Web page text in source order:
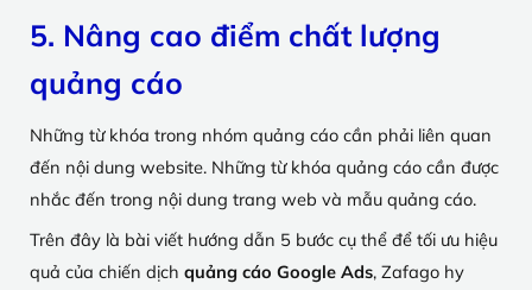
5. Nâng cao điểm chất lượng
quảng cáo
Những từ khóa trong nhóm quảng cáo cần phải liên quan
đến nội dung website. Những từ khóa quảng cáo cần được
nhắc đến trong nội dung trang web và mẫu quảng cáo.
Trên đây là bài viết hướng dẫn 5 bước cụ thể để tối ưu hiệu
quả của chiến dịch quảng cáo Google Ads, Zafago hy